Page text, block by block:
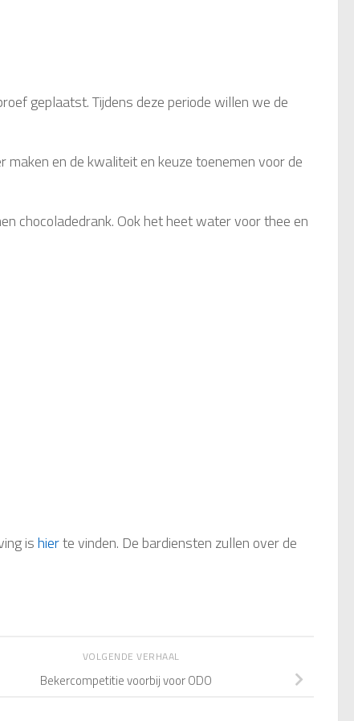
geplaatst. Tijdens deze periode willen we de
en de kwaliteit en keuze toenemen voor de
chocoladedrank. Ook het heet water voor thee en
ishierte vinden. De bardiensten zullen over de
VOLGENDE VERHAAL
Bekercompetitie voorbij voor ODO